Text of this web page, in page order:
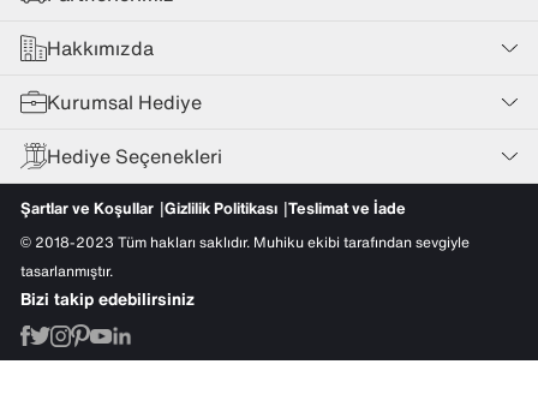
Hakkımızda
Kurumsal Hediye
Hediye Seçenekleri
Şartlar ve Koşullar Gizlilik Politikası Teslimat ve İade
© 2018-2023 Tüm hakları saklıdır. Muhiku ekibi tarafından sevgiyle
tasarlanmıştır.
Bizi takip edebilirsiniz